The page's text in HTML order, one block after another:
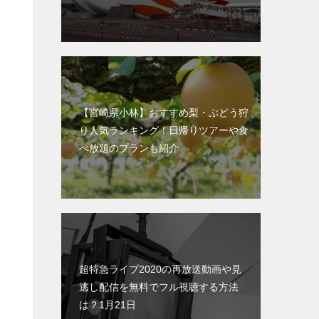
【宮崎県小林】おすすめ梨・ぶどう狩
り人気ランキング！日帰りツアーや食
べ放題のプランも紹介
超特急ライブ2020の再放送動画や見
逃し配信を無料でフル視聴する方法
は？1月21日